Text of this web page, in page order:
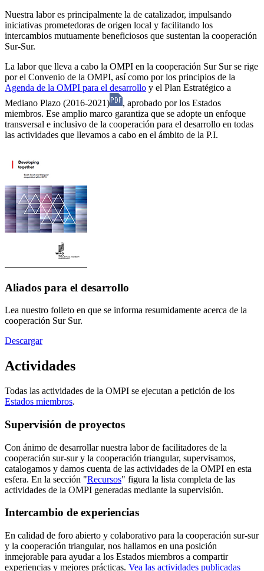
Nuestra labor es principalmente la de catalizador, impulsando
iniciativas prometedoras de origen local y facilitando los
intercambios mutuamente beneficiosos que sustentan la cooperación
Sur-Sur.
La labor que lleva a cabo la OMPI en la cooperación Sur Sur se rige
por el Convenio de la OMPI, así como por los principios de la
Agenda de la OMPI para el desarrollo y el Plan Estratégico a
Mediano Plazo (2016-2021)
, aprobado por los Estados
miembros. Ese amplio marco garantiza que se adopte un enfoque
transversal e inclusivo de la cooperación para el desarrollo en todas
las actividades que llevamos a cabo en el ámbito de la P.I.
Aliados para el desarrollo
Lea nuestro folleto en que se informa resumidamente acerca de la
cooperación Sur Sur.
Descargar
Actividades
Todas las actividades de la OMPI se ejecutan a petición de los
Estados miembros.
Supervisión de proyectos
Con ánimo de desarrollar nuestra labor de facilitadores de la
cooperación sur-sur y la cooperación triangular, supervisamos,
catalogamos y damos cuenta de las actividades de la OMPI en esta
esfera. En la sección "Recursos" figura la lista completa de las
actividades de la OMPI generadas mediante la supervisión.
Intercambio de experiencias
En calidad de foro abierto y colaborativo para la cooperación sur-sur
y la cooperación triangular, nos hallamos en una posición
inmejorable para ayudar a los Estados miembros a compartir
experiencias y mejores prácticas. Vea las actividades publicadas